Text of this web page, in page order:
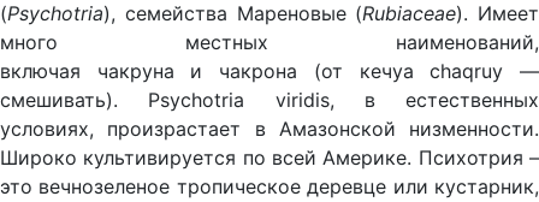
(Psychotria), семейства Мареновые (Rubiaceae). Имеет
много местных наименований,
включая чакруна и чакрона (от кечуаchaqruy —
смешивать). Psychotria viridis, в естественных
условиях, произрастает в Амазонской низменности.
Широко культивируется по всей Америке. Психотрия –
это вечнозеленое тропическое деревце или кустарник,